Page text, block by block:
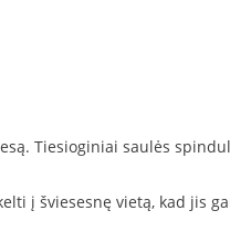
Tiesioginiai saulės
į šviesesnę vietą, kad jis